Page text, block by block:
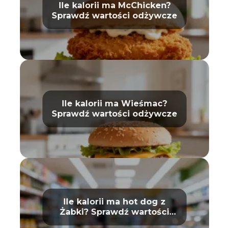
Ile kalorii ma McChicken?
Sprawdź wartości odżywcze
Ile kalorii ma Wieśmac?
Sprawdź wartości odżywcze
Ile kalorii ma hot dog z
Żabki? Sprawdź wartości
odżywcze